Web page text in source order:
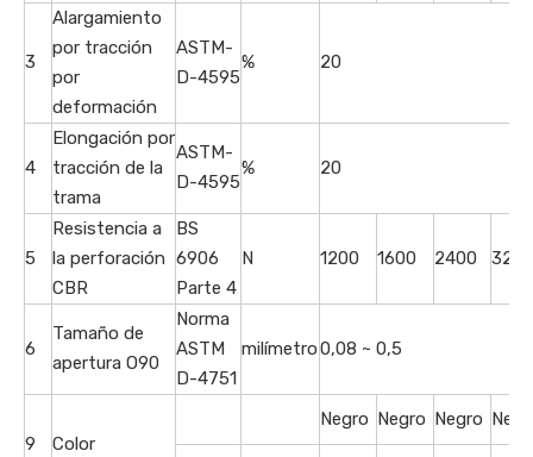
3
Alargamiento
por tracción
por
deformación
ASTM-
D-4595
% 20
4
Elongación por
tracción de la
trama
ASTM-
D-4595
% 20
5
Resistencia a
la perforación
CBR
BS
6906
Parte 4
N 1200 1600 2400 3200
6
Tamaño de
apertura O90
Norma
ASTM
D-4751
milímetro0,08 ~ 0,5
9 Color
Negro Negro Negro